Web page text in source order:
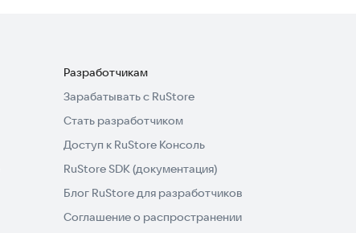
Разработчикам
Зарабатывать с RuStore
Стать разработчиком
Доступ к RuStore Консоль
RuStore SDK (документация)
Блог RuStore для разработчиков
Соглашение о распространении